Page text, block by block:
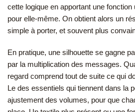
cette logique en apportant une
pour elle-même. On obtient alors un
simple à porter, et souvent plus
En pratique, une silhouette se gagne
par la multiplication des messages.
regard comprend tout de suite ce qui
Le des essentiels qui tiennent dans la
ajustement des volumes, pour que